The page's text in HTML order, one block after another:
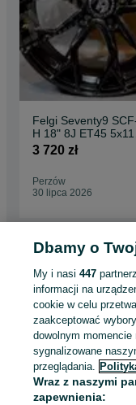
Felgi Seventy9
H 18" 8J ET45 5x112
Black Glossy
3 720 zł
Perzów
30 lipca 2026
- Perzów
KATEGORIA
ID:1002464541
Dbamy o
My i nasi447
informacji na
cookie w celu
zaakceptować
dowolnym
sygnalizowane
przeglądania.
Wraz z naszymi
zapewnienia: